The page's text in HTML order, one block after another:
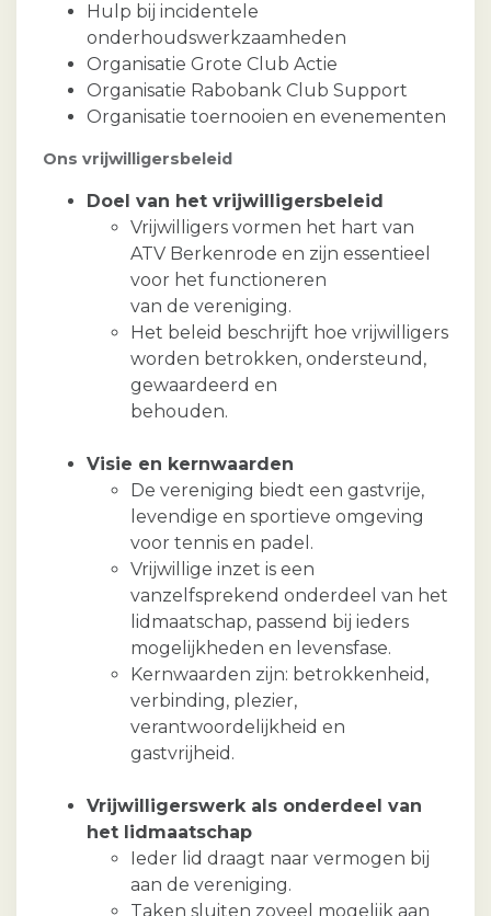
Hulp bij incidentele
onderhoudswerkzaamheden
Organisatie Grote Club Actie
Organisatie Rabobank Club Support
Organisatie toernooien en evenementen
Ons vrijwilligersbeleid
Doel van het vrijwilligersbeleid
Vrijwilligers vormen het hart van
ATV Berkenrode en zijn essentieel
voor het functioneren
van de vereniging.
Het beleid beschrijft hoe vrijwilligers
worden betrokken, ondersteund,
gewaardeerd en
behouden.
Visie en kernwaarden
De vereniging biedt een gastvrije,
levendige en sportieve omgeving
voor tennis en padel.
Vrijwillige inzet is een
vanzelfsprekend onderdeel van het
lidmaatschap, passend bij ieders
mogelijkheden en levensfase.
Kernwaarden zijn: betrokkenheid,
verbinding, plezier,
verantwoordelijkheid en
gastvrijheid.
Vrijwilligerswerk als onderdeel van
het lidmaatschap
Ieder lid draagt naar vermogen bij
aan de vereniging.
Taken sluiten zoveel mogelijk aan